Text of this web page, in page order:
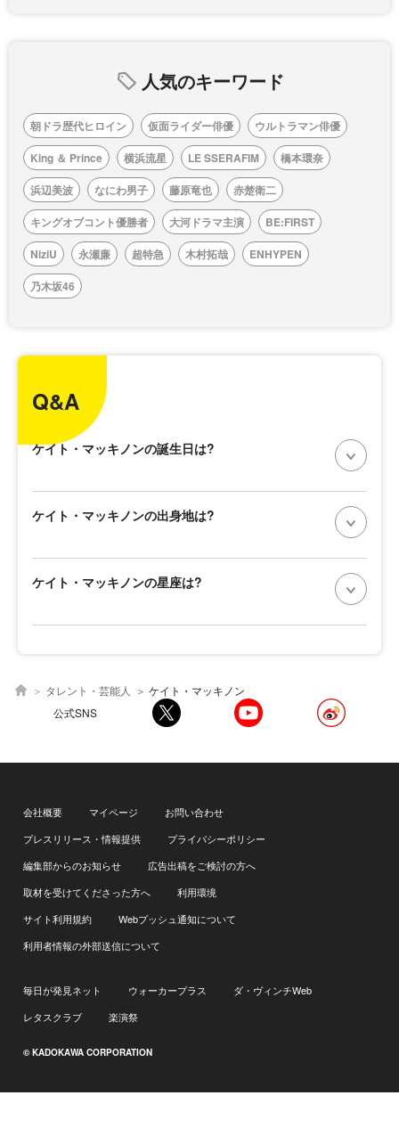
人気のキーワード
朝ドラ歴代ヒロイン 仮面ライダー俳優
ウルトラマン俳優
King ＆ Prince
横浜流星 LE SSERAFIM
橋本環奈
浜辺美波
なにわ男子 藤原竜也
赤楚衛二
キングオブコント優勝者
大河ドラマ主演
BE:FIRST
NiziU
永瀬廉 超特急 木村拓哉
ENHYPEN
乃木坂46
Q&A
ケイト・マッキノンの誕生日は?
ケイト・マッキノンの出身地は?
ケイト・マッキノンの星座は?
タレント・芸能人
ケイト・マッキノン
公式SNS
会社概要 マイページ
お問い合わせ
プレスリリース・情報提供
プライバシーポリシー
編集部からのお知らせ
広告出稿をご検討の方へ
取材を受けてくださった方へ
利用環境
サイト利用規約
Webプッシュ通知について
利用者情報の外部送信について
毎日が発見ネット ウォーカープラス
ダ・ヴィンチWeb
レタスクラブ
楽演祭
© KADOKAWA CORPORATION